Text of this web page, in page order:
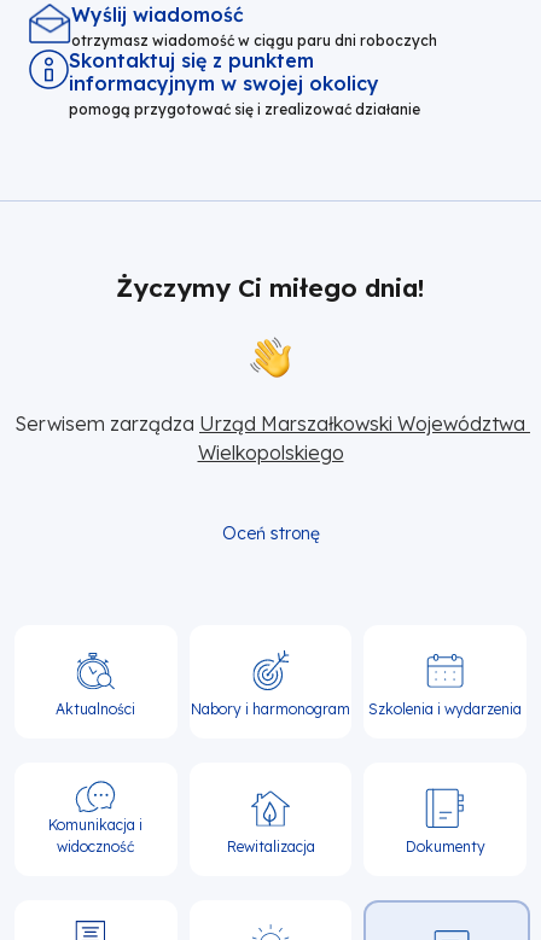
Wyślij wiadomość
otrzymasz wiadomość w ciągu paru dni roboczych
Skontaktuj się z punktem
informacyjnym w swojej okolicy
pomogą przygotować się i zrealizować działanie
Życzymy Ci miłego dnia!
Serwisem zarządza Urząd Marszałkowski Województwa
Wielkopolskiego
Oceń stronę
Główna
nawigacja
Aktualności Nabory i harmonogram Szkolenia i wydarzenia
Komunikacja i
widoczność
Rewitalizacja Dokumenty